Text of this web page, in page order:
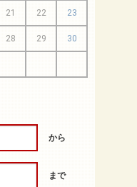
21 22 23
28 29 30
から
まで